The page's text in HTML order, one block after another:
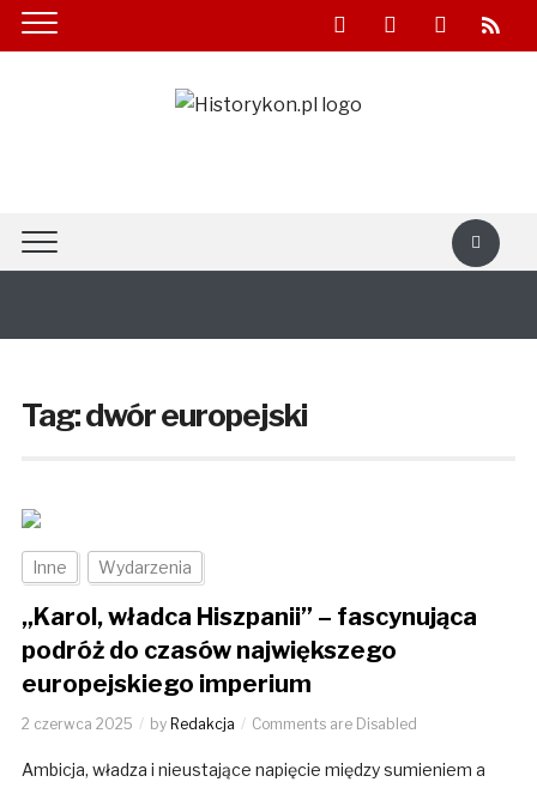
facebookyoutube twitter rss
Tag:dwór europejski
Inne Wydarzenia
„Karol, władca Hiszpanii” – fascynująca
podróż do czasów największego
europejskiego imperium
2 czerwca 2025 by Redakcja Comments are Disabled
Ambicja, władza i nieustające napięcie między sumieniem a